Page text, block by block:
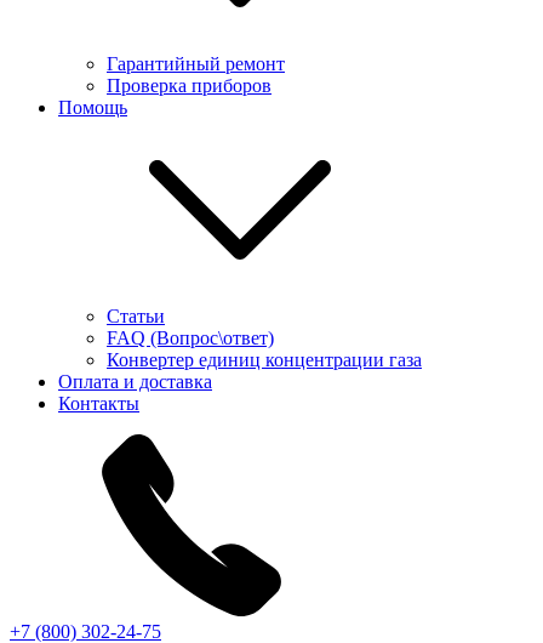
Гарантийный ремонт
Проверка приборов
Помощь
Статьи
FAQ (Вопрос\ответ)
Конвертер единиц концентрации газа
Оплата и доставка
Контакты
+7 (800) 302-24-75